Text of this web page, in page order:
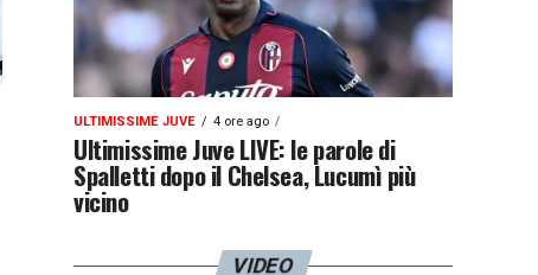
ULTIMISSIME JUVE 4 ore ago
Ultimissime Juve LIVE: le parole di
Spalletti dopo il Chelsea, Lucumì più
vicino
VIDEO